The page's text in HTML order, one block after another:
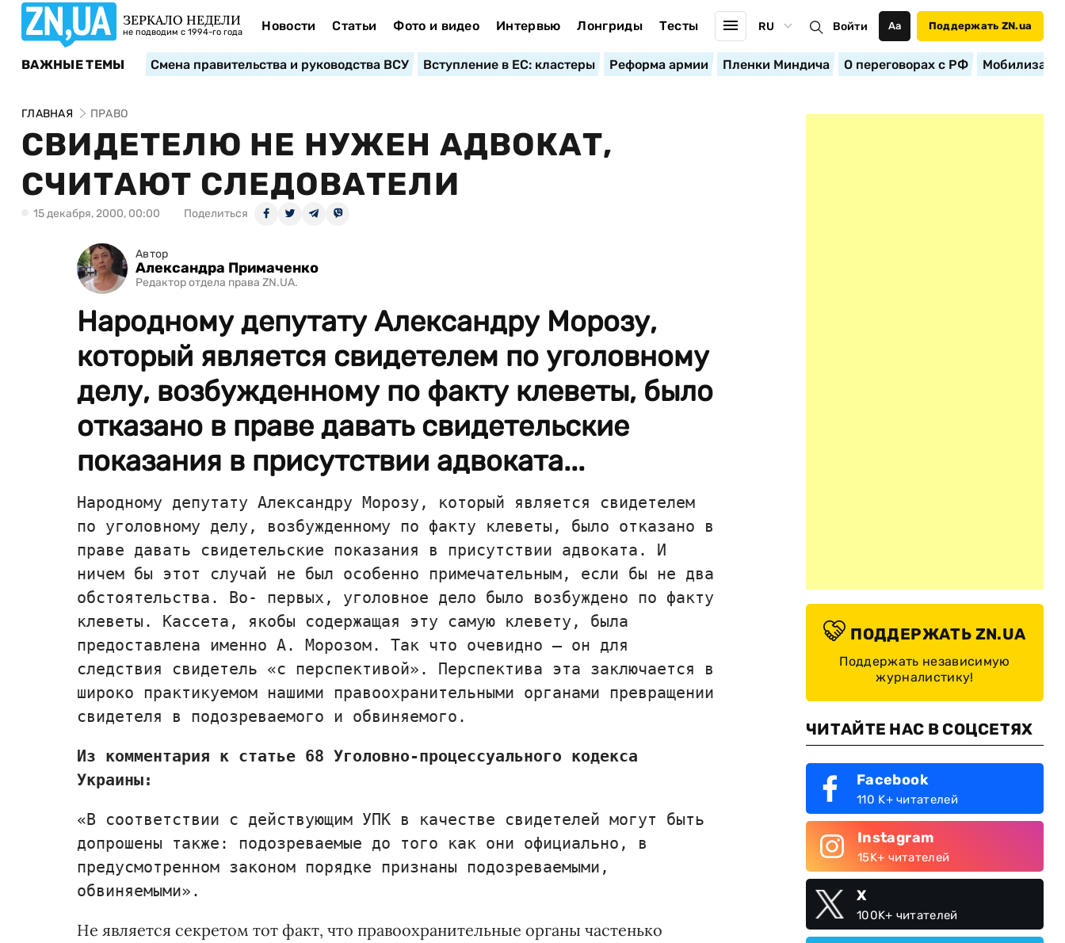
ЗЕРКАЛО НЕДЕЛИ
не подводим с 1994-го года Новости Статьи Фото и видео Интервью Лонгриды Тесты RU Войти Аа Поддержать ZN.ua
ВАЖНЫЕ ТЕМЫ Смена правительства и руководства ВСУ Вступление в ЕС: кластеры Реформа армии Пленки Миндича О переговорах с РФ
ГЛАВНАЯ ПРАВО
СВИДЕТЕЛЮ НЕ НУЖЕН АДВОКАТ,
СЧИТАЮТ СЛЕДОВАТЕЛИ
15 декабря, 2000, 00:00 Поделиться
Автор
Александра Примаченко
Редактор отдела права ZN.UA.
Народному депутату Александру Морозу,
который является свидетелем по уголовному
делу, возбужденному по факту клеветы, было
отказано в праве давать свидетельские
показания в присутствии адвоката...
Народному депутату Александру Морозу, который является свидетелем
по уголовному делу, возбужденному по факту клеветы, было отказано в
праве давать свидетельские показания в присутствии адвоката. И
ничем бы этот случай не был особенно примечательным, если бы не два
обстоятельства. Во- первых, уголовное дело было возбуждено по факту
клеветы. Кассета, якобы содержащая эту самую клевету, была
предоставлена именно А. Морозом. Так что очевидно — он для
следствия свидетель «с перспективой». Перспектива эта заключается в
широко практикуемом нашими правоохранительными органами превращении
свидетеля в подозреваемого и обвиняемого.
Из комментария к статье 68 Уголовно-процессуального кодекса
Украины:
«В соответствии с действующим УПК в качестве свидетелей могут быть
допрошены также: подозреваемые до того как они официально, в
предусмотренном законом порядке признаны подозреваемыми,
обвиняемыми».
Не является секретом тот факт, что правоохранительные органы частенько
ПОДДЕРЖАТЬ ZN.UA
Поддержать независимую
журналистику!
ЧИТАЙТЕ НАС В СОЦСЕТЯХ
Facebook
110 K+ читателей
Instagram
15K+ читателей
X
100K+ читателей